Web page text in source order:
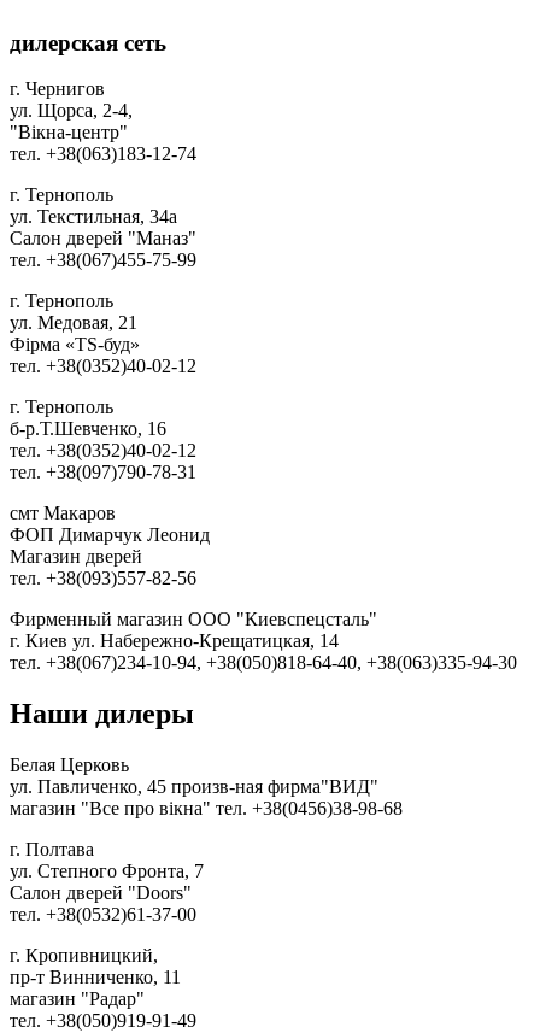
дилерская сеть
г. Чернигов
ул. Щорса, 2-4,
"Вікна-центр"
тел. +38(063)183-12-74
г. Тернополь
ул. Текстильная, 34а
Салон дверей "Маназ"
тел. +38(067)455-75-99
г. Тернополь
ул. Медовая, 21
Фірма «TS-буд»
тел. +38(0352)40-02-12
г. Тернополь
б-р.Т.Шевченко, 16
тел. +38(0352)40-02-12
тел. +38(097)790-78-31
смт Макаров
ФОП Димарчук Леонид
Магазин дверей
тел. +38(093)557-82-56
Фирменный магазин ООО "Киевспецсталь"
г. Киев ул. Набережно-Крещатицкая, 14
тел. +38(067)234-10-94, +38(050)818-64-40, +38(063)335-94-30
Наши дилеры
Белая Церковь
ул. Павличенко, 45 произв-ная фирма"ВИД"
магазин "Все про вікна" тел. +38(0456)38-98-68
г. Полтава
ул. Степного Фронта, 7
Салон дверей "Doors"
тел. +38(0532)61-37-00
г. Кропивницкий,
пр-т Винниченко, 11
магазин "Радар"
тел. +38(050)919-91-49